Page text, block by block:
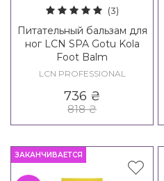
(3)
Питательный бальзам для
ног LCN SPA Gotu Kola
Foot Balm
LCN PROFESSIONAL
736 ₴
818₴
ЗАКАНЧИВАЕТСЯ